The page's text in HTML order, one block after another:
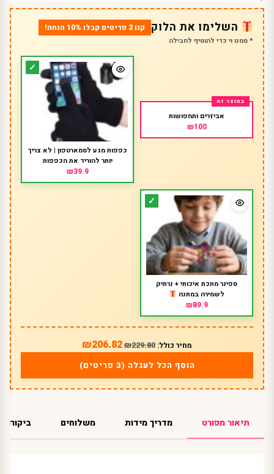
השלימו את הלוק קנו 3 פריטים קבלו 10% הנחה!
* סמנו וי כדי להוסיף לחבילה
אביזרים ותחפושות
₪100
כפפות מגע לסמארטפון | לא צריך
יותר להוריד את הכפפות
₪39.9
ספינר מתכת איכותי + נרתיק
לשמירה במתנה
₪89.9
מחיר כולל: ₪229.80
₪206.82
הוסף הכל לעגלה (3 פריטים)
תיאור מפורט מדריך מידות משלוחים ביקורות